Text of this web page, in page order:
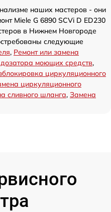
наших мастеров - они
Miele G 6890 SCVi D ED230
в Нижнем Новгороде
следующие
, Ремонт или замена
моющих средств,
циркуляционного
циркуляционного
сливного шланга, Замена